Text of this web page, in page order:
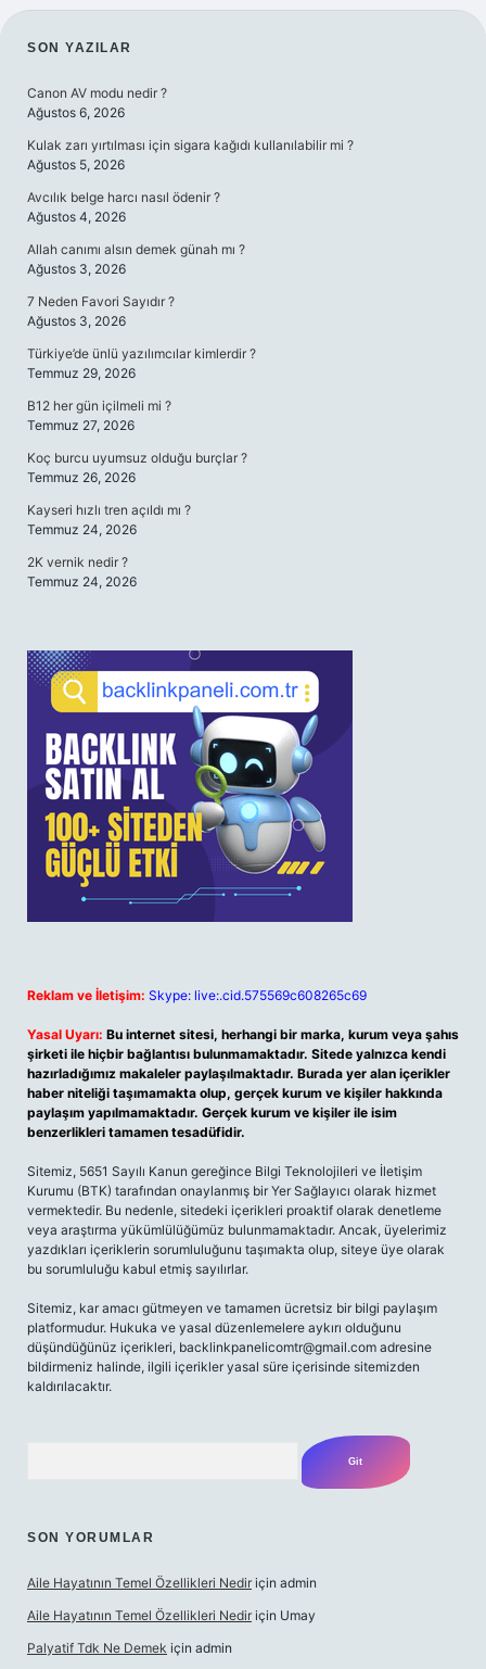
SIDEBAR
SON YAZILAR
Canon AV modu nedir ?
Ağustos 6, 2026
Kulak zarı yırtılması için sigara kağıdı kullanılabilir mi ?
Ağustos 5, 2026
Avcılık belge harcı nasıl ödenir ?
Ağustos 4, 2026
Allah canımı alsın demek günah mı ?
Ağustos 3, 2026
7 Neden Favori Sayıdır ?
Ağustos 3, 2026
Türkiye’de ünlü yazılımcılar kimlerdir ?
Temmuz 29, 2026
B12 her gün içilmeli mi ?
Temmuz 27, 2026
Koç burcu uyumsuz olduğu burçlar ?
Temmuz 26, 2026
Kayseri hızlı tren açıldı mı ?
Temmuz 24, 2026
2K vernik nedir ?
Temmuz 24, 2026
Reklam ve İletişim: Skype: live:.cid.575569c608265c69
Yasal Uyarı: Bu internet sitesi, herhangi bir marka, kurum veya şahıs
şirketi ile hiçbir bağlantısı bulunmamaktadır. Sitede yalnızca kendi
hazırladığımız makaleler paylaşılmaktadır. Burada yer alan içerikler
haber niteliği taşımamakta olup, gerçek kurum ve kişiler hakkında
paylaşım yapılmamaktadır. Gerçek kurum ve kişiler ile isim
benzerlikleri tamamen tesadüfidir.
Sitemiz, 5651 Sayılı Kanun gereğince Bilgi Teknolojileri ve İletişim
Kurumu (BTK) tarafından onaylanmış bir Yer Sağlayıcı olarak hizmet
vermektedir. Bu nedenle, sitedeki içerikleri proaktif olarak denetleme
veya araştırma yükümlülüğümüz bulunmamaktadır. Ancak, üyelerimiz
yazdıkları içeriklerin sorumluluğunu taşımakta olup, siteye üye olarak
bu sorumluluğu kabul etmiş sayılırlar.
Sitemiz, kar amacı gütmeyen ve tamamen ücretsiz bir bilgi paylaşım
platformudur. Hukuka ve yasal düzenlemelere aykırı olduğunu
düşündüğünüz içerikleri, backlinkpanelicomtr@gmail.com adresine
bildirmeniz halinde, ilgili içerikler yasal süre içerisinde sitemizden
kaldırılacaktır.
SON YORUMLAR
Aile Hayatının Temel Özellikleri Nedir için admin
Aile Hayatının Temel Özellikleri Nedir için Umay
Palyatif Tdk Ne Demek için admin